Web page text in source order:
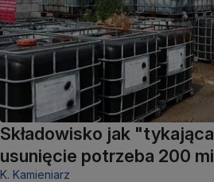
Składowisko jak
usunięcie potrzeba 200
K. Kamieniarz